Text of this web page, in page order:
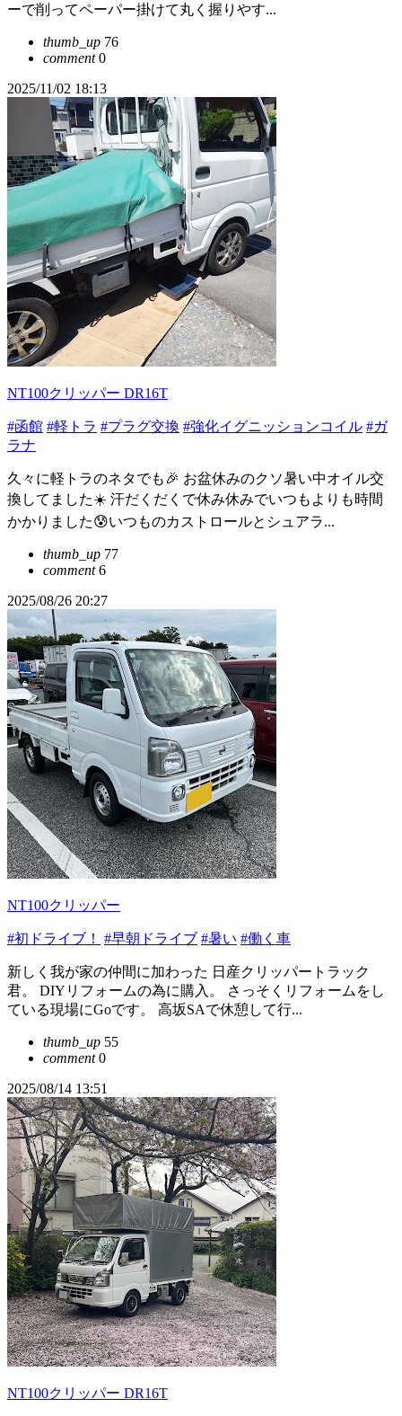
ーで削ってペーパー掛けて丸く握りやす...
thumb_up 76
comment0
2025/11/02 18:13
NT100クリッパー DR16T
#函館 #軽トラ #プラグ交換 #強化イグニッションコイル #ガ
ラナ
久々に軽トラのネタでも🎉 お盆休みのクソ暑い中オイル交
換してました☀️ 汗だくだくで休み休みでいつもよりも時間
かかりました😰いつものカストロールとシュアラ...
thumb_up 77
comment6
2025/08/26 20:27
NT100クリッパー
#初ドライブ！ #早朝ドライブ #暑い #働く車
新しく我が家の仲間に加わった 日産クリッパートラック
君。 DIYリフォームの為に購入。 さっそくリフォームをし
ている現場にGoです。 高坂SAで休憩して行...
thumb_up 55
comment0
2025/08/14 13:51
NT100クリッパー DR16T